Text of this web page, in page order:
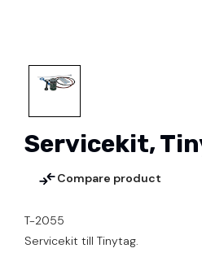
Servicekit,
Compare product
T-2055
Servicekit till Tinytag.